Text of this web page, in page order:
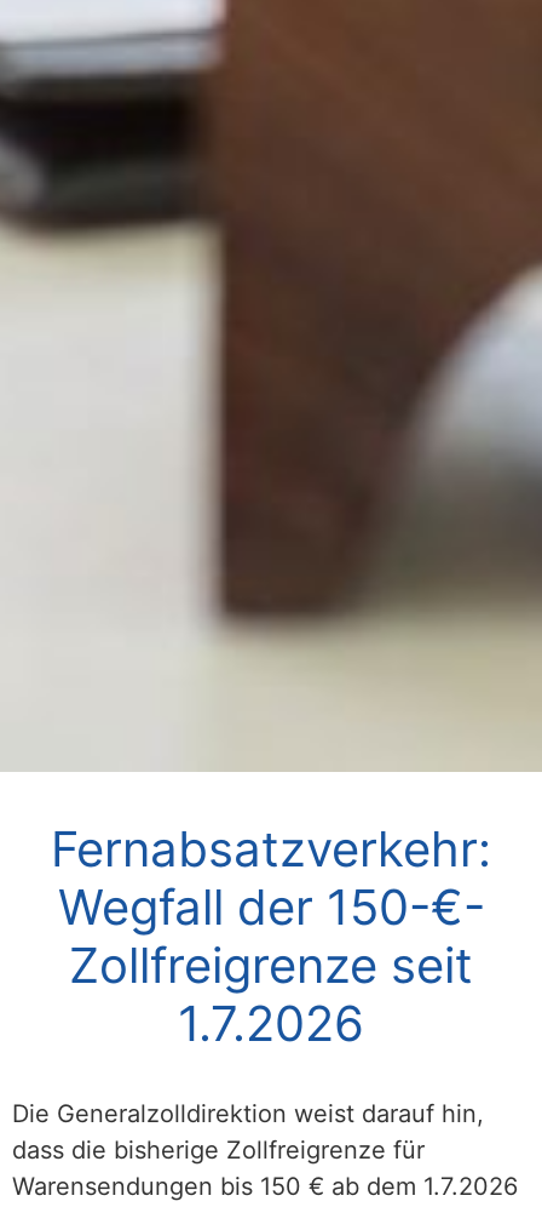
Fernabsatzverkehr:
Wegfall der 150-€-
Zollfreigrenze seit
1.7.2026
Die Generalzolldirektion weist darauf hin,
dass die bisherige Zollfreigrenze für
Warensendungen bis 150 € ab dem 1.7.2026